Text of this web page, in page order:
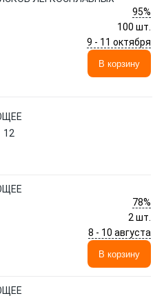
95%
100 шт.
9 - 11 октября
В корзину
12
78%
2 шт.
8 - 10 августа
В корзину